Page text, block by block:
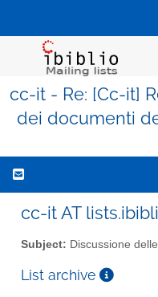
cc-it - Re: [Cc-it]
dei documenti
cc-it AT
Subject: Discussione
List archive